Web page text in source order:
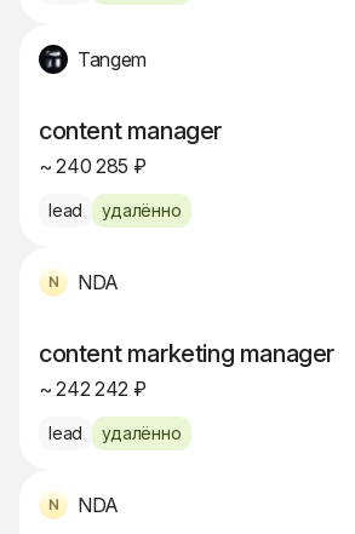
Tangem
content manager
~ 240 285 ₽
lead удалённо
NDA
content marketing manager
~ 242 242 ₽
lead удалённо
NDA